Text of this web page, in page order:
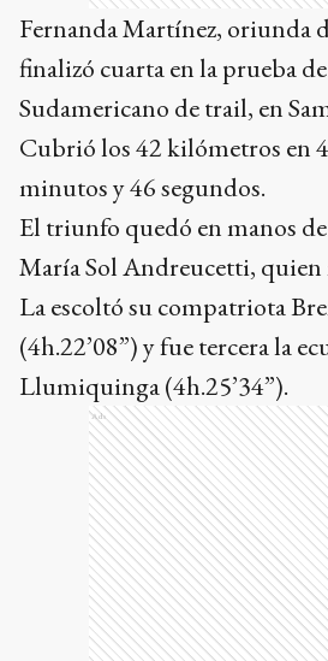
Fernanda Martínez, oriunda
finalizó cuarta en la prueba
Sudamericano de trail, en
Cubrió los 42 kilómetros en
minutos y 46 segundos.
El triunfo quedó en manos
María Sol Andreucetti, quien
La escoltó su compatriota
(4h.22’08”) y fue tercera la
Llumiquinga (4h.25’34”).
Ads